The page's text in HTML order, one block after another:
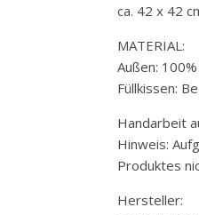
ca. 42 x 42
MATERIAL:
Außen:
Füllkissen:
Handarbeit
Hinweis:
Produktes
Hersteller: